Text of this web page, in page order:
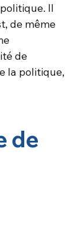
Il
de même
de
la politique,
de